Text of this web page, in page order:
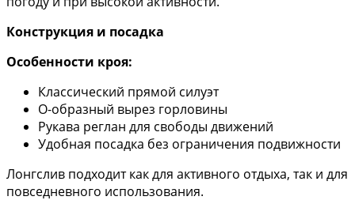
Конструкция и посадка
Особенности кроя:
Классический прямой силуэт
О-образный вырез горловины
Рукава реглан для свободы движений
Удобная посадка без ограничения подвижности
Лонгслив подходит как для активного отдыха, так и для
повседневного использования.